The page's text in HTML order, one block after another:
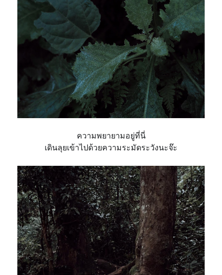
ความพยายามอยู่ที่นี่
เดินลุยเข้าไปด้วยความระมัดระวังนะจ๊ะ